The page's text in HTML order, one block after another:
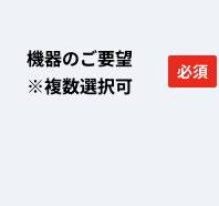
機器のご要望
※複数選択可
必須